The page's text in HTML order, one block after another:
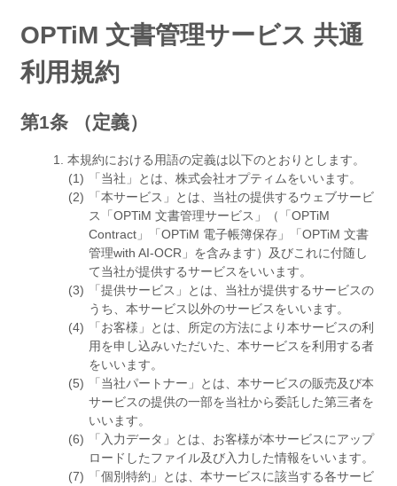
OPTiM 文書管理サービス 共通
利用規約
第1条 （定義）
本規約における用語の定義は以下のとおりとします。
「当社」とは、株式会社オプティムをいいます。
「本サービス」とは、当社の提供するウェブサービ
ス「OPTiM 文書管理サービス」（「OPTiM
Contract」「OPTiM 電子帳簿保存」「OPTiM 文書
管理with AI-OCR」を含みます）及びこれに付随し
て当社が提供するサービスをいいます。
「提供サービス」とは、当社が提供するサービスの
うち、本サービス以外のサービスをいいます。
「お客様」とは、所定の方法により本サービスの利
用を申し込みいただいた、本サービスを利用する者
をいいます。
「当社パートナー」とは、本サービスの販売及び本
サービスの提供の一部を当社から委託した第三者を
いいます。
「入力データ」とは、お客様が本サービスにアップ
ロードしたファイル及び入力した情報をいいます。
「個別特約」とは、本サービスに該当する各サービ